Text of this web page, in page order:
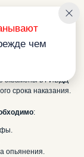
на права после
для всех
экзамены в ГИБДД
срока наказания.
:
опьянения.